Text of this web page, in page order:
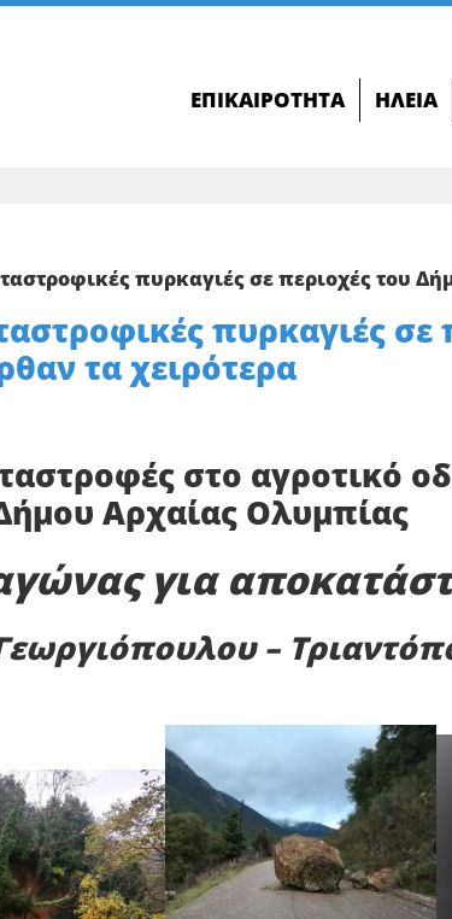
ΕΠΙΚΑΙΡΌΤΗΤΑ ΗΛΕΊΑ
πυρκαγιές σε περιοχές του
πυρκαγιές σε
τα χειρότερα
στο αγροτικό
Αρχαίας Ολυμπίας
για
–